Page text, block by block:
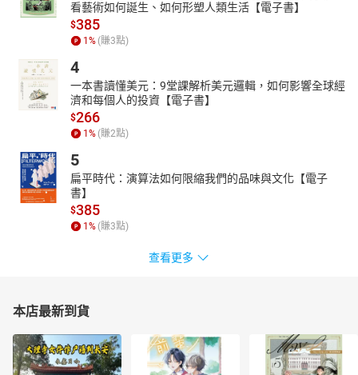
看藝術如何誕生、如何形塑人類生活【電子書】
$385
1 % (賺3點)
4
一本書讀懂美元：9堂課解析美元邏輯，如何影響全球經
濟和每個人的投資【電子書】
$266
1 % (賺2點)
5
扁平時代：演算法如何限縮我們的品味與文化【電子
書】
$385
1 % (賺3點)
查看更多
本店最新到貨